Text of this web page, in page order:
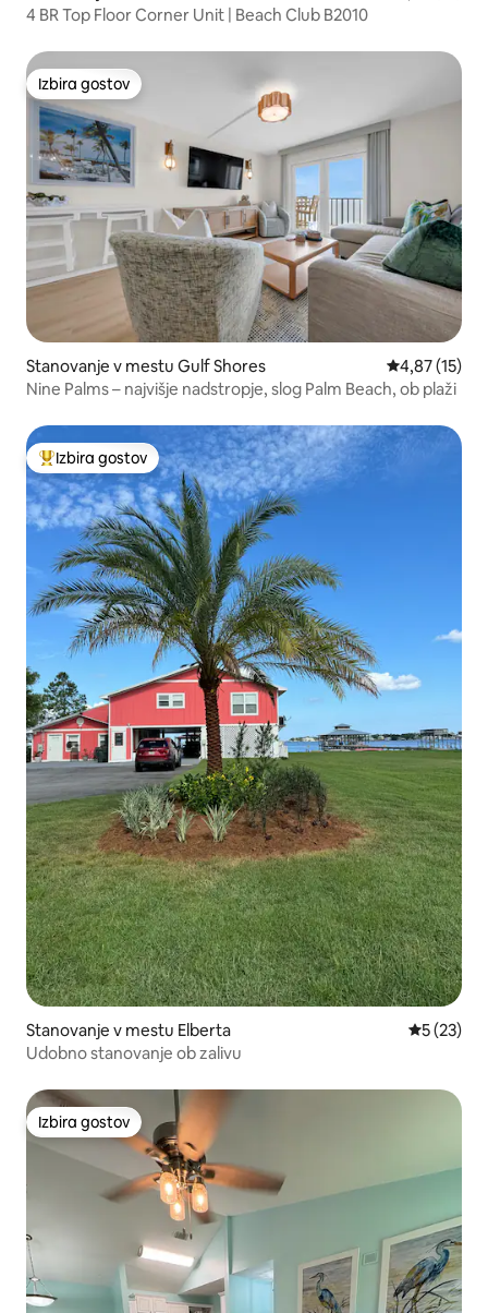
4 BR Top Floor Corner Unit | Beach Club B2010
Izbira gostov
Izbira gostov
Stanovanje v mestu Gulf Shores Povprečna
4,87 (15)
Nine Palms – najvišje nadstropje, slog Palm Beach, ob plaži
Najbolj priljubljena prenočišča z značko »Izbira gostov«
Izbira gostov
Stanovanje v mestu Elberta
5 (23)
Udobno stanovanje ob zalivu
Izbira gostov
Izbira gostov